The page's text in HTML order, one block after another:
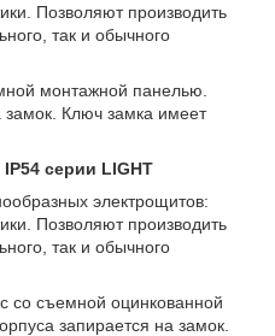
Позволяют производить
так и обычного
монтажной панелью.
замок. Ключ замка имеет
серии LIGHT
электрощитов:
Позволяют производить
так и обычного
со съемной оцинкованной
запирается на замок.